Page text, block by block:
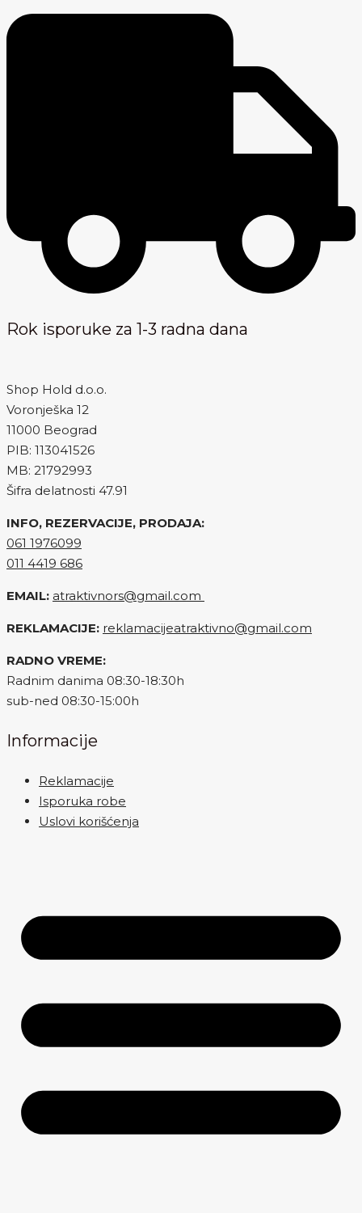
Rok isporuke za 1-3 radna dana
Shop Hold d.o.o.
Voronješka 12
11000 Beograd
PIB: 113041526
MB: 21792993
Šifra delatnosti 47.91
INFO, REZERVACIJE, PRODAJA:
061 1976099
011 4419 686
EMAIL: atraktivnors@gmail.com
REKLAMACIJE: reklamacijeatraktivno@gmail.com
RADNO VREME:
Radnim danima 08:30-18:30h
sub-ned 08:30-15:00h
Informacije
Reklamacije
Isporuka robe
Uslovi korišćenja